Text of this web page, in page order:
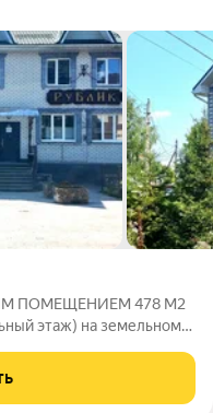
ПОМЕЩЕНИЕМ 478 М2
этаж) на земельном
158 м2 (нежилой), 2